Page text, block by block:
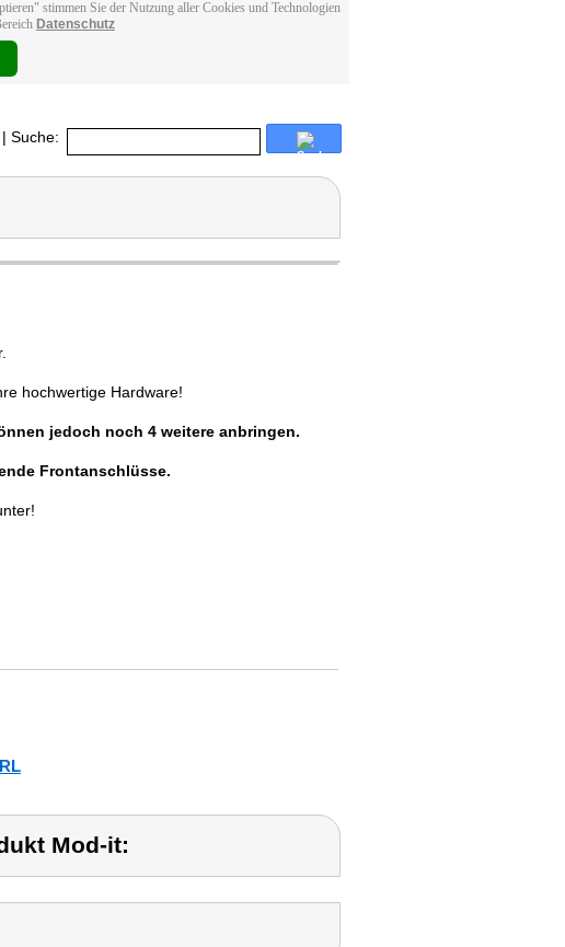
stimmen Sie der Nutzung aller Cookies und Technologien
Datenschutz
| Suche:
hochwertige Hardware!
jedoch noch 4 weitere anbringen.
Frontanschlüsse.
Mod-it: